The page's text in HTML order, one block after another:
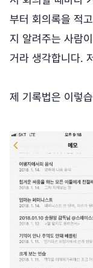
부터 회의록을 적
지 알려주는 사람
거라 생각합니다.
제 기록법은 이렇